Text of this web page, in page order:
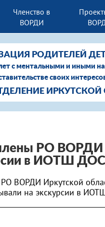
Членство в
ВОРДИ
РОДИТЕЛЕЙ
с ментальными и иными
своих
ИРКУТСКОЙ
РО ВОРДИ
в ИОТШ
ВОРДИ Иркутской
на экскурсии в